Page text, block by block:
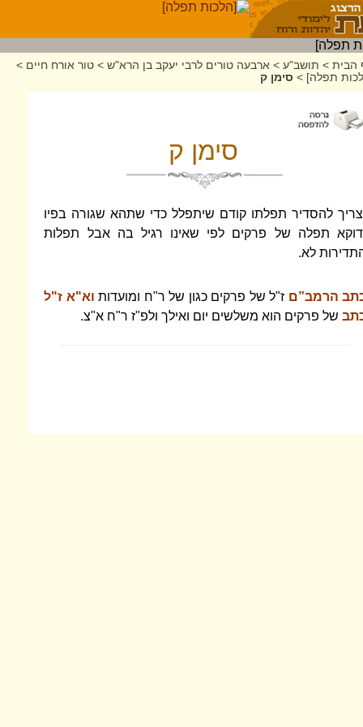
הבית > תושב"ע > ארבעה טורים לרבי יעקב בן הרא"ש > טור אורח חיים >
תפלה] > סימן ק
סימן ק
להסדיר תפלתו קודם שיתפלל כדי שתהא שגורה בפיו
תפלה של פרקים לפי שאינו רגיל בה אבל תפלות
לא.
הרמב”ם ז"ל של פרקים כגון של ר"ח ומועדות וא"א ז"ל
של פרקים הוא משלשים יום ואילך ולפ"ז ר"ח א"צ.